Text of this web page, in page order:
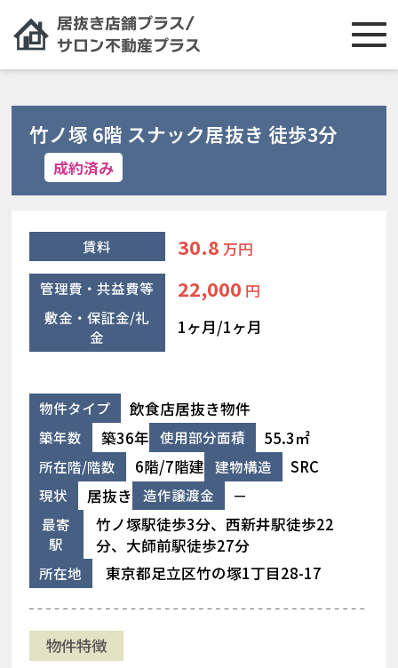
竹ノ塚 6階 スナック居抜き 徒歩3分
成約済み
賃料 30.8 万円
管理費・共益費等 22,000 円
敷金・保証金/礼
金
1ヶ月/1ヶ月
物件タイプ 飲食店居抜き物件
築年数 築36年 使用部分面積 55.3㎡
所在階/階数 6階/7階建 建物構造 SRC
現状 居抜き 造作譲渡金 －
最寄
駅
竹ノ塚駅徒歩3分、西新井駅徒歩22
分、大師前駅徒歩27分
所在地 東京都足立区竹の塚1丁目28-17
物件特徴